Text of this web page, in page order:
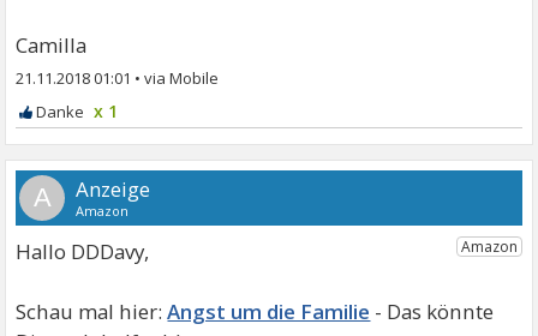
Camilla
21.11.2018 01:01 •
x 1
A
Hallo DDDavy,
Angst um die Familie